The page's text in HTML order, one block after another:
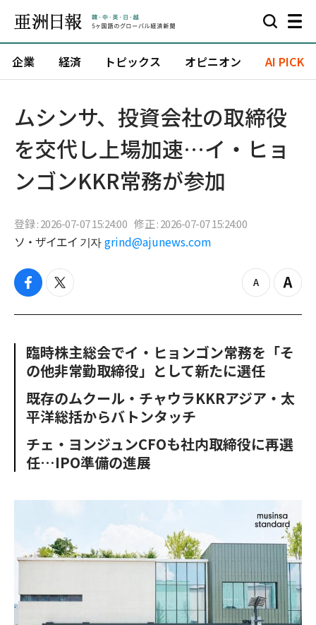
企業 経済 トピックス オピニオン AI PICK
ムシンサ、投資会社の取締役
を交代し上場加速…イ・ヒョ
ンゴンKKR常務が参加
登録 : 2026-07-07 15:24:00 修正 : 2026-07-07 15:24:00
ソ・ザイエイ 기자 grind@ajunews.com
f
c
o
o
t
i
e
r
z
o
u
t
Z
o
n
臨時株主総会でイ・ヒョンゴン常務を「そ
の他非常勤取締役」として新たに選任
既存のムクール・チャウラKKRアジア・太
平洋総括からバトンタッチ
チェ・ヨンジュンCFOも社内取締役に再選
任…IPO準備の進展